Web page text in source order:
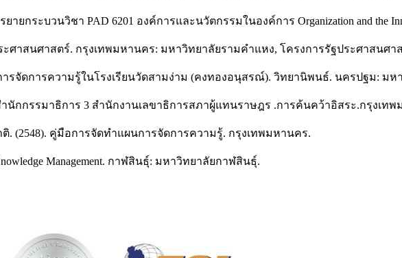
ายกระบวนวิชา PAD 6201 องค์การและนวัตกรรมในองค์การ Organization and the
ระศาสนศาสตร์. กรุงเทพมหานคร: มหาวิทยาลัยรามคำแหง, โครงการรัฐประศาสนศ
รจัดการความรู้ในโรงเรียนวัดสามง่าม (คงทองอนุสรณ์). วิทยานิพนธ์. นครปฐม: มห
ำนักกรรมาธิการ 3 สำนักงานเลขาธิการสภาผู้แทนราษฎร .การค้นคว้าอิสระ.กรุงเท
(2548). คู่มือการจัดทำแผนการจัดการความรู้. กรุงเทพมหานคร.
Management. กาฬสินธุ์: มหาวิทยาลัยกาฬสินธุ์.